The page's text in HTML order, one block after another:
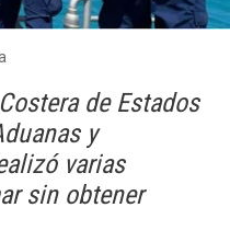
de Estados
y
varias
sin obtener